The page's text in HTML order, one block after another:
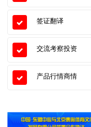
签证翻译
交流考察投资
产品行情商情